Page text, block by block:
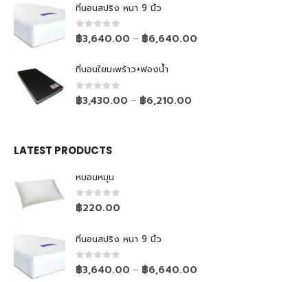
ที่นอนสปริง หนา 9 นิ้ว
0out of 5
฿3,640.00 – ฿6,640.00
ที่นอนใยมะพร้าว+ฟองน้ำ
0out of 5
฿3,430.00 – ฿6,210.00
LATEST PRODUCTS
หมอนหมุน
0out of 5
฿220.00
ที่นอนสปริง หนา 9 นิ้ว
0out of 5
฿3,640.00 – ฿6,640.00